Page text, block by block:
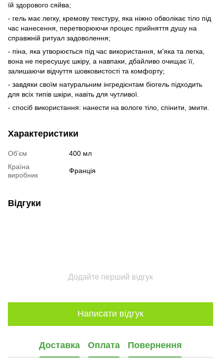
їй здорового сяйва;
- гель має легку, кремову текстуру, яка ніжно обволікає тіло під
час нанесення, перетворюючи процес прийняття душу на
справжній ритуал задоволення;
- піна, яка утворюється під час використання, м'яка та легка,
вона не пересушує шкіру, а навпаки, дбайливо очищає її,
залишаючи відчуття шовковистості та комфорту;
- завдяки своїм натуральним інгредієнтам біогель підходить
для всіх типів шкіри, навіть для чутливої.
- спосіб використання: нанести на вологе тіло, спінити, змити.
Характеристики
Об'єм
400 мл
Країна
виробник
Франція
Відгуки
Додайте перший відгук
Написати відгук
Доставка Оплата Повернення